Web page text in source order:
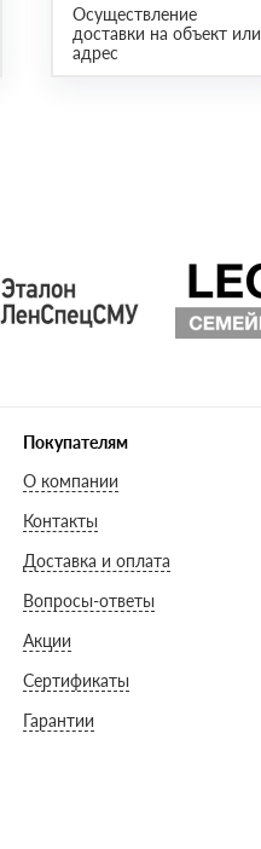
Осуществление
доставки на объект или
адрес
Покупателям
О компании
Контакты
Доставка и оплата
Вопросы-ответы
Акции
Сертификаты
Гарантии